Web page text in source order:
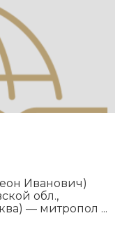
Иванович)
обл.,
— митропол ...